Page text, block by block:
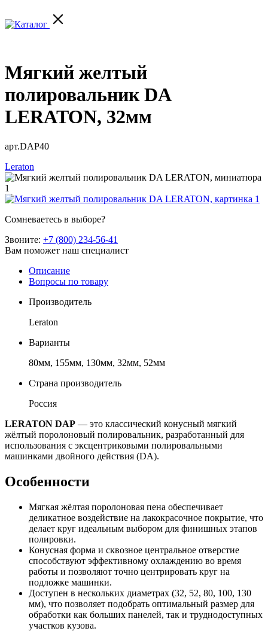
Мягкий желтый
полировальник DA
LERATON, 32мм
арт.DAP40
Leraton
Сомневаетесь в выборе?
Звоните: +7 (800) 234-56-41
Вам поможет наш специалист
Описание
Вопросы по товару
Производитель
Leraton
Варианты
80мм, 155мм, 130мм, 32мм, 52мм
Страна производитель
Россия
LERATON DAP — это классический конусный мягкий
жёлтый поролоновый полировальник, разработанный для
использования с эксцентриковыми полировальными
машинками двойного действия (DA).
Особенности
Мягкая жёлтая поролоновая пена обеспечивает
деликатное воздействие на лакокрасочное покрытие, что
делает круг идеальным выбором для финишных этапов
полировки.
Конусная форма и сквозное центральное отверстие
способствуют эффективному охлаждению во время
работы и позволяют точно центрировать круг на
подложке машинки.
Доступен в нескольких диаметрах (32, 52, 80, 100, 130
мм), что позволяет подобрать оптимальный размер для
обработки как больших панелей, так и труднодоступных
участков кузова.